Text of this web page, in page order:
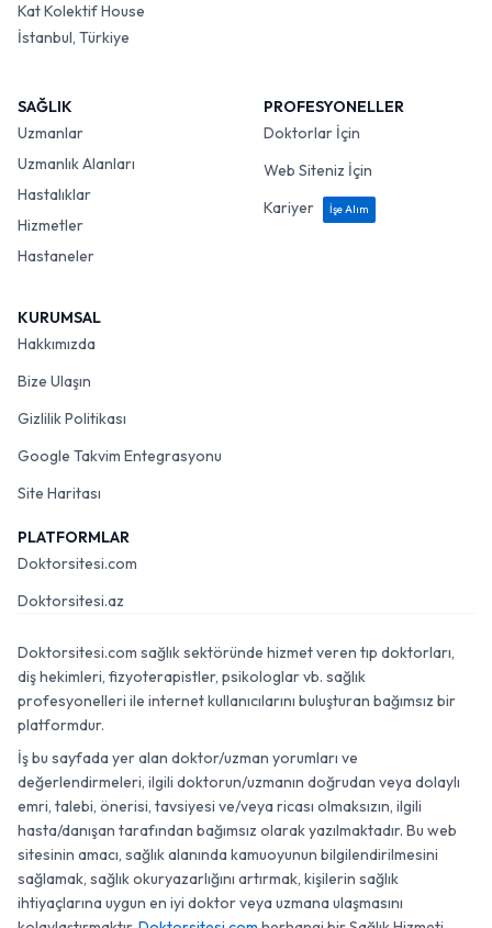
Kat Kolektif House
İstanbul, Türkiye
SAĞLIK
Uzmanlar
Uzmanlık Alanları
Hastalıklar
Hizmetler
Hastaneler
PROFESYONELLER
Doktorlar İçin
Web Siteniz İçin
Kariyer
İşe Alım
KURUMSAL
Hakkımızda
Bize Ulaşın
Gizlilik Politikası
Google Takvim Entegrasyonu
Site Haritası
PLATFORMLAR
Doktorsitesi.com
Doktorsitesi.az
Doktorsitesi.com sağlık sektöründe hizmet veren tıp doktorları,
diş hekimleri, fizyoterapistler, psikologlar vb. sağlık
profesyonelleri ile internet kullanıcılarını buluşturan bağımsız bir
platformdur.
İş bu sayfada yer alan doktor/uzman yorumları ve
değerlendirmeleri, ilgili doktorun/uzmanın doğrudan veya dolaylı
emri, talebi, önerisi, tavsiyesi ve/veya ricası olmaksızın, ilgili
hasta/danışan tarafından bağımsız olarak yazılmaktadır. Bu web
sitesinin amacı, sağlık alanında kamuoyunun bilgilendirilmesini
sağlamak, sağlık okuryazarlığını artırmak, kişilerin sağlık
ihtiyaçlarına uygun en iyi doktor veya uzmana ulaşmasını